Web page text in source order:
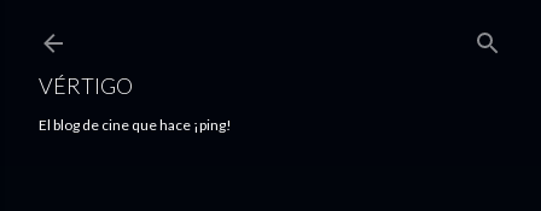
VÉRTIGO
El blog de cine que hace ¡ping!